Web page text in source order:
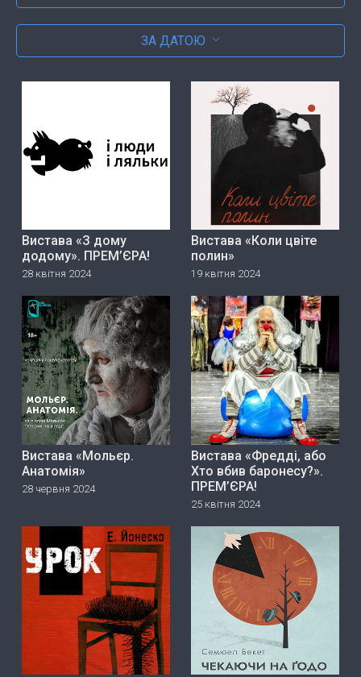
ЗА ДАТОЮ
Вистава «З дому
додому». ПРЕМ’ЄРА!
28 квітня 2024
Вистава «Коли цвіте
полин»
19 квітня 2024
Вистава «Мольєр.
Анатомія»
28 червня 2024
Вистава «Фредді, або
Хто вбив баронесу?».
ПРЕМ’ЄРА!
25 квітня 2024